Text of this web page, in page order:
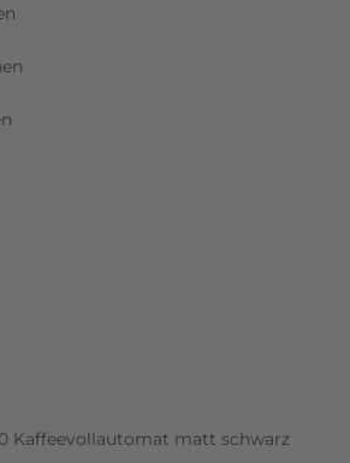
Kaffeevollautomat matt schwarz